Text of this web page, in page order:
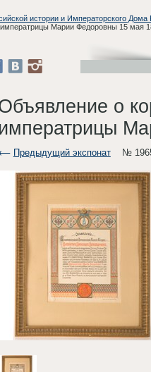
истории и Императорского
Марии Федоровны 15 мая
о
Предыдущий экспонат№